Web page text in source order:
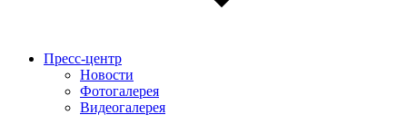
Пресс-центр
Новости
Фотогалерея
Видеогалерея